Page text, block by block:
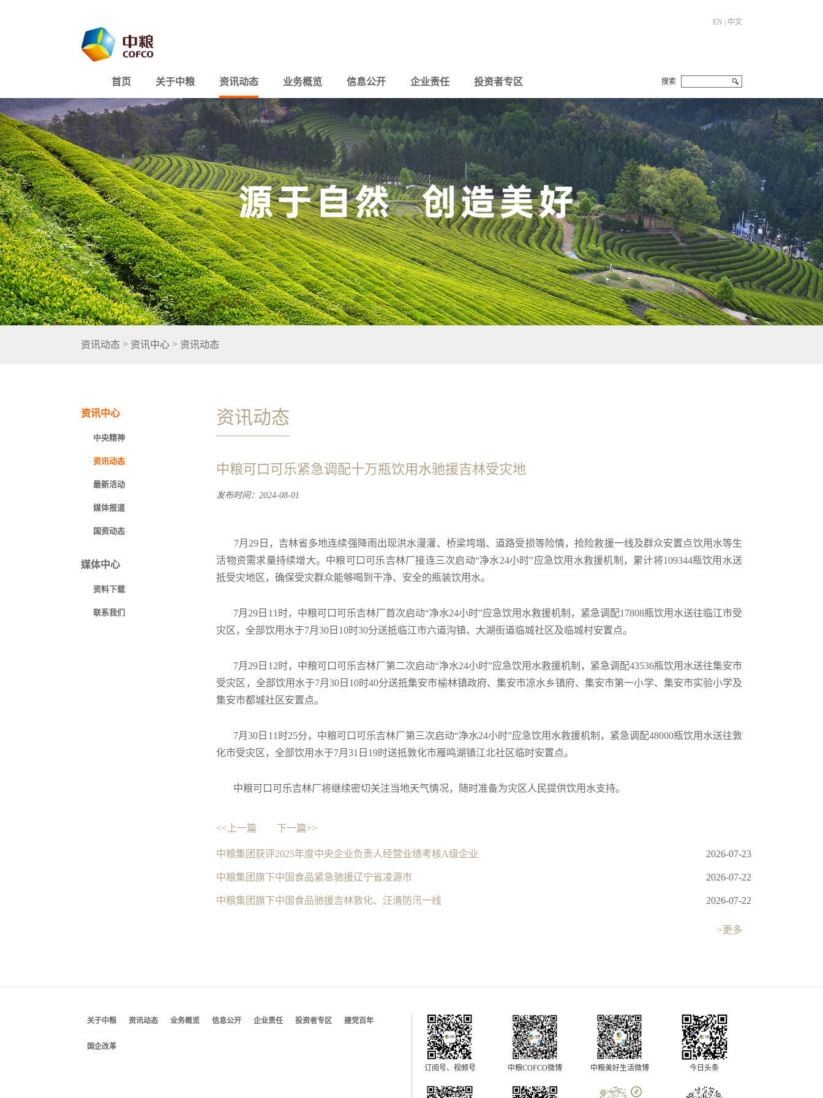
EN 中文
首页 关于中粮 资讯动态 业务概览 信息公开 企业责任 投资者专区 搜索
资讯动态 > 资讯中心 > 资讯动态
资讯中心
中央精神
资讯动态
最新活动
媒体报道
国资动态
媒体中心
资料下载
联系我们
资讯动态
中粮可口可乐紧急调配十万瓶饮用水驰援吉林受灾地
发布时间：2024-08-01
7月29日，吉林省多地连续强降雨出现洪水漫灌、桥梁垮塌、道路受损等险情，抢险救援一线及群众安置点饮用水等生
活物资需求量持续增大。中粮可口可乐吉林厂接连三次启动“净水24小时”应急饮用水救援机制，累计将109344瓶饮用水送
抵受灾地区，确保受灾群众能够喝到干净、安全的瓶装饮用水。
7月29日11时，中粮可口可乐吉林厂首次启动“净水24小时”应急饮用水救援机制，紧急调配17808瓶饮用水送往临江市受
灾区，全部饮用水于7月30日10时30分送抵临江市六道沟镇、大湖街道临城社区及临城村安置点。
7月29日12时，中粮可口可乐吉林厂第二次启动“净水24小时”应急饮用水救援机制，紧急调配43536瓶饮用水送往集安市
受灾区，全部饮用水于7月30日10时40分送抵集安市榆林镇政府、集安市凉水乡镇府、集安市第一小学、集安市实验小学及
集安市都城社区安置点。
7月30日11时25分，中粮可口可乐吉林厂第三次启动“净水24小时”应急饮用水救援机制，紧急调配48000瓶饮用水送往敦
化市受灾区，全部饮用水于7月31日19时送抵敦化市雁鸣湖镇江北社区临时安置点。
中粮可口可乐吉林厂将继续密切关注当地天气情况，随时准备为灾区人民提供饮用水支持。
<<上一篇 下一篇>>
中粮集团获评2025年度中央企业负责人经营业绩考核A级企业 2026-07-23
中粮集团旗下中国食品紧急驰援辽宁省凌源市 2026-07-22
中粮集团旗下中国食品驰援吉林敦化、汪清防汛一线 2026-07-22
>更多
关于中粮 资讯动态 业务概览 信息公开 企业责任 投资者专区 建党百年
国企改革
订阅号、视频号 中粮COFCO微博 中粮美好生活微博 今日头条